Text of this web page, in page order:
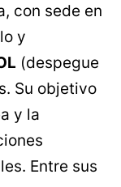
con sede en
y
(despegue
Su objetivo
y la
Entre sus